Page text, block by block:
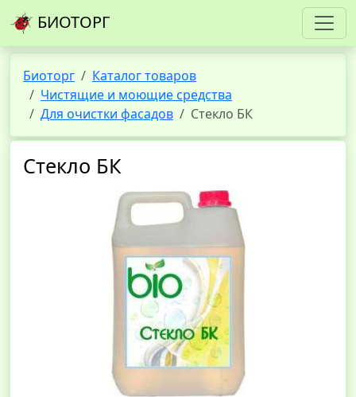
БИОТОРГ
Биоторг
Каталог товаров
Чистящие и моющие средства
Для очистки фасадов
Стекло БК
Стекло БК